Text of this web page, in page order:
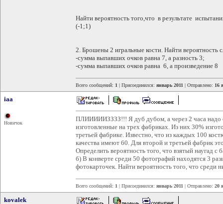
Найти вероятность того,что в результате
(-1;1)
2. Брошены 2 игральные кости. Найти
-сумма выпавших очков равна 7, а разность 3;
-сумма выпавших очков равна 6, а произведение 8
Всего сообщений: 1 | Присоединился: январь 2011 | Отправлено: 16
iaa
Новичок
ПЛИИИИИЗЗЗЗ!!! Я дуб дубом, а через 2 часа надо
изготовленные на трех фабриках. Из них 30%
третьей фабрике. Известно, что из каждых 100
качества имеют 60. Для второй и третьей фабрик
Определить вероятность того, что взятый наугад с
б) В конверте среди 50 фотографий находятся 3
фотокарточек. Найти вероятность того, что среди
Всего сообщений: 1 | Присоединился: январь 2011 | Отправлено: 20
kovalek